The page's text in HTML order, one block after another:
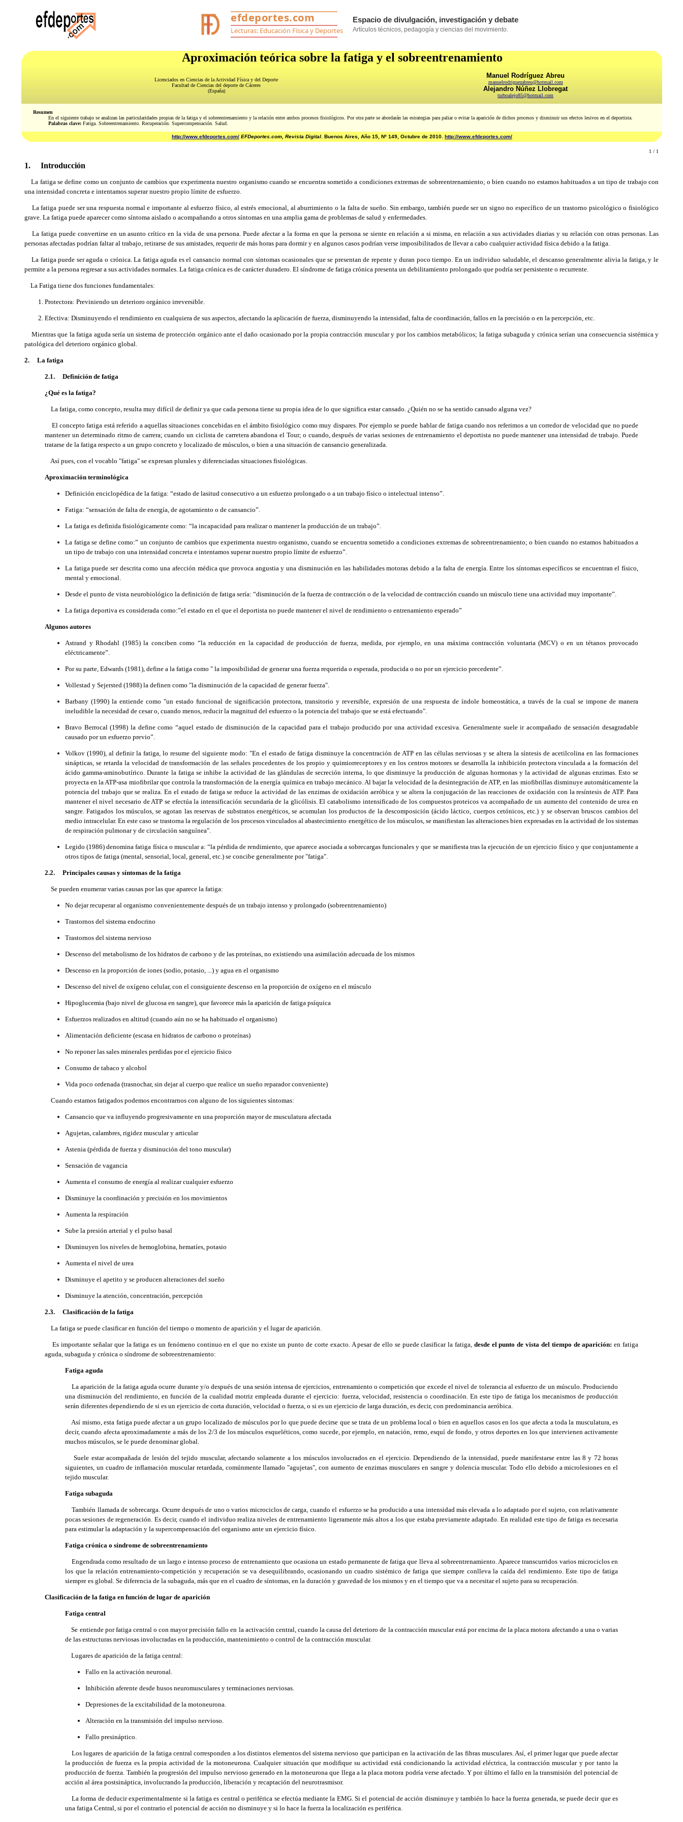
Aproximación teórica sobre la fatiga y el sobreentrenamiento
Licenciados en Ciencias de la Actividad Física y del Deporte
Facultad de Ciencias del deporte de Cáceres
(España)
Manuel Rodríguez Abreu
manuelrodriguezabreu@hotmail.com
Alejandro Núñez Llobregat
turboalejo85@hotmail.com
Resumen
En el siguiente trabajo se analizan las particularidades propias de la fatiga y el sobreentrenamiento y la relación entre ambos procesos fisiológicos. Por otra parte se abordarán las estrategias para paliar o evitar la aparición de dichos procesos y disminuir sus efectos lesivos en el deportista.
Palabras clave:Fatiga. Sobreentrenamiento. Recuperación. Supercompensación. Salud.
http://www.efdeportes.com/ EFDeportes.com, Revista Digital . Buenos Aires, Año 15, Nº 149, Octubre de 2010. http://www.efdeportes.com/
1 / 1
1. Introducción
La fatiga se define como un conjunto de cambios que experimenta nuestro organismo cuando se encuentra sometido a condiciones extremas de sobreentrenamiento; o bien cuando no estamos habituados a un tipo de trabajo con
una intensidad concreta e intentamos superar nuestro propio límite de esfuerzo.
La fatiga puede ser una respuesta normal e importante al esfuerzo físico, al estrés emocional, al aburrimiento o la falta de sueño. Sin embargo, también puede ser un signo no específico de un trastorno psicológico o fisiológico
grave. La fatiga puede aparecer como síntoma aislado o acompañando a otros síntomas en una amplia gama de problemas de salud y enfermedades.
La fatiga puede convertirse en un asunto crítico en la vida de una persona. Puede afectar a la forma en que la persona se siente en relación a si misma, en relación a sus actividades diarias y su relación con otras personas. Las
personas afectadas podrían faltar al trabajo, retirarse de sus amistades, requerir de más horas para dormir y en algunos casos podrían verse imposibilitados de llevar a cabo cualquier actividad física debido a la fatiga.
La fatiga puede ser aguda o crónica. La fatiga aguda es el cansancio normal con síntomas ocasionales que se presentan de repente y duran poco tiempo. En un individuo saludable, el descanso generalmente alivia la fatiga, y le
permite a la persona regresar a sus actividades normales. La fatiga crónica es de carácter duradero. El síndrome de fatiga crónica presenta un debilitamiento prolongado que podría ser persistente o recurrente.
La Fatiga tiene dos funciones fundamentales:
Protectora: Previniendo un deterioro orgánico irreversible.
Efectiva: Disminuyendo el rendimiento en cualquiera de sus aspectos, afectando la aplicación de fuerza, disminuyendo la intensidad, falta de coordinación, fallos en la precisión o en la percepción, etc.
Mientras que la fatiga aguda sería un sistema de protección orgánico ante el daño ocasionado por la propia contracción muscular y por los cambios metabólicos; la fatiga subaguda y crónica serían una consecuencia sistémica y
patológica del deterioro orgánico global.
2. La fatiga
2.1. Definición de fatiga
¿Qué es la fatiga?
La fatiga, como concepto, resulta muy difícil de definir ya que cada persona tiene su propia idea de lo que significa estar cansado. ¿Quién no se ha sentido cansado alguna vez?
El concepto fatiga está referido a aquellas situaciones concebidas en el ámbito fisiológico como muy dispares. Por ejemplo se puede hablar de fatiga cuando nos referimos a un corredor de velocidad que no puede
mantener un determinado ritmo de carrera; cuando un ciclista de carretera abandona el Tour; o cuando, después de varias sesiones de entrenamiento el deportista no puede mantener una intensidad de trabajo. Puede
tratarse de la fatiga respecto a un grupo concreto y localizado de músculos, o bien a una situación de cansancio generalizada.
Así pues, con el vocablo "fatiga" se expresan plurales y diferenciadas situaciones fisiológicas.
Aproximación terminológica
Definición enciclopédica de la fatiga: “estado de lasitud consecutivo a un esfuerzo prolongado o a un trabajo físico o intelectual intenso”.
Fatiga: “sensación de falta de energía, de agotamiento o de cansancio”.
La fatiga es definida fisiológicamente como: “la incapacidad para realizar o mantener la producción de un trabajo”.
La fatiga se define como:” un conjunto de cambios que experimenta nuestro organismo, cuando se encuentra sometido a condiciones extremas de sobreentrenamiento; o bien cuando no estamos habituados a
un tipo de trabajo con una intensidad concreta e intentamos superar nuestro propio límite de esfuerzo”.
La fatiga puede ser descrita como una afección médica que provoca angustia y una disminución en las habilidades motoras debido a la falta de energía. Entre los síntomas específicos se encuentran el físico,
mental y emocional.
Desde el punto de vista neurobiológico la definición de fatiga sería: “disminución de la fuerza de contracción o de la velocidad de contracción cuando un músculo tiene una actividad muy importante”.
La fatiga deportiva es considerada como:”el estado en el que el deportista no puede mantener el nivel de rendimiento o entrenamiento esperado”
Algunos autores
Astrand y Rhodahl (1985) la conciben como “la reducción en la capacidad de producción de fuerza, medida, por ejemplo, en una máxima contracción voluntaria (MCV) o en un tétanos provocado
eléctricamente”.
Por su parte, Edwards (1981), define a la fatiga como " la imposibilidad de generar una fuerza requerida o esperada, producida o no por un ejercicio precedente”.
Vollestad y Sejersted (1988) la definen como "la disminución de la capacidad de generar fuerza".
Barbany (1990) la entiende como "un estado funcional de significación protectora, transitorio y reversible, expresión de una respuesta de índole homeostática, a través de la cual se impone de manera
ineludible la necesidad de cesar o, cuando menos, reducir la magnitud del esfuerzo o la potencia del trabajo que se está efectuando".
Bravo Berrocal (1998) la define como “aquel estado de disminución de la capacidad para el trabajo producido por una actividad excesiva. Generalmente suele ir acompañado de sensación desagradable
causado por un esfuerzo previo”.
Volkov (1990), al definir la fatiga, lo resume del siguiente modo: "En el estado de fatiga disminuye la concentración de ATP en las células nerviosas y se altera la síntesis de acetilcolina en las formaciones
sinápticas, se retarda la velocidad de transformación de las señales procedentes de los propio y quimiorreceptores y en los centros motores se desarrolla la inhibición protectora vinculada a la formación del
ácido gamma-aminobutírico. Durante la fatiga se inhibe la actividad de las glándulas de secreción interna, lo que disminuye la producción de algunas hormonas y la actividad de algunas enzimas. Esto se
proyecta en la ATP-asa miofibrilar que controla la transformación de la energía química en trabajo mecánico. Al bajar la velocidad de la desintegración de ATP, en las miofibrillas disminuye automáticamente la
potencia del trabajo que se realiza. En el estado de fatiga se reduce la actividad de las enzimas de oxidación aeróbica y se altera la conjugación de las reacciones de oxidación con la resíntesis de ATP. Para
mantener el nivel necesario de ATP se efectúa la intensificación secundaría de la glicólisis. El catabolismo intensificado de los compuestos proteicos va acompañado de un aumento del contenido de urea en
sangre. Fatigados los músculos, se agotan las reservas de substratos energéticos, se acumulan los productos de la descomposición (ácido láctico, cuerpos cetónicos, etc.) y se observan bruscos cambios del
medio intracelular. En este caso se trastorna la regulación de los procesos vinculados al abastecimiento energético de los músculos, se manifiestan las alteraciones bien expresadas en la actividad de los sistemas
de respiración pulmonar y de circulación sanguínea".
Legido (1986) denomina fatiga física o muscular a: “la pérdida de rendimiento, que aparece asociada a sobrecargas funcionales y que se manifiesta tras la ejecución de un ejercicio físico y que conjuntamente a
otros tipos de fatiga (mental, sensorial, local, general, etc.) se concibe generalmente por "fatiga".
2.2. Principales causas y síntomas de la fatiga
Se pueden enumerar varias causas por las que aparece la fatiga:
No dejar recuperar al organismo convenientemente después de un trabajo intenso y prolongado (sobreentrenamiento)
Trastornos del sistema endocrino
Trastornos del sistema nervioso
Descenso del metabolismo de los hidratos de carbono y de las proteínas, no existiendo una asimilación adecuada de los mismos
Descenso en la proporción de iones (sodio, potasio, ...) y agua en el organismo
Descenso del nivel de oxígeno celular, con el consiguiente descenso en la proporción de oxígeno en el músculo
Hipoglucemia (bajo nivel de glucosa en sangre), que favorece más la aparición de fatiga psíquica
Esfuerzos realizados en altitud (cuando aún no se ha habituado el organismo)
Alimentación deficiente (escasa en hidratos de carbono o proteínas)
No reponer las sales minerales perdidas por el ejercicio físico
Consumo de tabaco y alcohol
Vida poco ordenada (trasnochar, sin dejar al cuerpo que realice un sueño reparador conveniente)
Cuando estamos fatigados podemos encontrarnos con alguno de los siguientes síntomas:
Cansancio que va influyendo progresivamente en una proporción mayor de musculatura afectada
Agujetas, calambres, rigidez muscular y articular
Astenia (pérdida de fuerza y disminución del tono muscular)
Sensación de vagancia
Aumenta el consumo de energía al realizar cualquier esfuerzo
Disminuye la coordinación y precisión en los movimientos
Aumenta la respiración
Sube la presión arterial y el pulso basal
Disminuyen los niveles de hemoglobina, hematíes, potasio
Aumenta el nivel de urea
Disminuye el apetito y se producen alteraciones del sueño
Disminuye la atención, concentración, percepción
2.3. Clasificación de la fatiga
La fatiga se puede clasificar en función del tiempo o momento de aparición y el lugar de aparición.
Es importante señalar que la fatiga es un fenómeno continuo en el que no existe un punto de corte exacto. A pesar de ello se puede clasificar la fatiga, desde el punto de vista del tiempo de aparición: en fatiga
aguda, subaguda y crónica o síndrome de sobreentrenamiento:
Fatiga aguda
La aparición de la fatiga aguda ocurre durante y/o después de una sesión intensa de ejercicios, entrenamiento o competición que excede el nivel de tolerancia al esfuerzo de un músculo. Produciendo
una disminución del rendimiento, en función de la cualidad motriz empleada durante el ejercicio: fuerza, velocidad, resistencia o coordinación. En este tipo de fatiga los mecanismos de producción
serán diferentes dependiendo de si es un ejercicio de corta duración, velocidad o fuerza, o si es un ejercicio de larga duración, es decir, con predominancia aeróbica.
Así mismo, esta fatiga puede afectar a un grupo localizado de músculos por lo que puede decirse que se trata de un problema local o bien en aquellos casos en los que afecta a toda la musculatura, es
decir, cuando afecta aproximadamente a más de los 2/3 de los músculos esqueléticos, como sucede, por ejemplo, en natación, remo, esquí de fondo, y otros deportes en los que intervienen activamente
muchos músculos, se le puede denominar global.
Suele estar acompañada de lesión del tejido muscular, afectando solamente a los músculos involucrados en el ejercicio. Dependiendo de la intensidad, puede manifestarse entre las 8 y 72 horas
siguientes, un cuadro de inflamación muscular retardada, comúnmente llamado "agujetas", con aumento de enzimas musculares en sangre y dolencia muscular. Todo ello debido a microlesiones en el
tejido muscular.
Fatiga subaguda
También llamada de sobrecarga. Ocurre después de uno o varios microciclos de carga, cuando el esfuerzo se ha producido a una intensidad más elevada a lo adaptado por el sujeto, con relativamente
pocas sesiones de regeneración. Es decir, cuando el individuo realiza niveles de entrenamiento ligeramente más altos a los que estaba previamente adaptado. En realidad este tipo de fatiga es necesaria
para estimular la adaptación y la supercompensación del organismo ante un ejercicio físico.
Fatiga crónica o síndrome de sobreentrenamiento
Engendrada como resultado de un largo e intenso proceso de entrenamiento que ocasiona un estado permanente de fatiga que lleva al sobreentrenamiento. Aparece transcurridos varios microciclos en
los que la relación entrenamiento-competición y recuperación se va desequilibrando, ocasionando un cuadro sistémico de fatiga que siempre conlleva la caída del rendimiento. Este tipo de fatiga
siempre es global. Se diferencia de la subaguda, más que en el cuadro de síntomas, en la duración y gravedad de los mismos y en el tiempo que va a necesitar el sujeto para su recuperación.
Clasificación de la fatiga en función de lugar de aparición
Fatiga central
Se entiende por fatiga central o con mayor precisión fallo en la activación central, cuando la causa del deterioro de la contracción muscular está por encima de la placa motora afectando a una o varias
de las estructuras nerviosas involucradas en la producción, mantenimiento o control de la contracción muscular.
Lugares de aparición de la fatiga central:
Fallo en la activación neuronal.
Inhibición aferente desde husos neuromusculares y terminaciones nerviosas.
Depresiones de la excitabilidad de la motoneurona.
Alteración en la transmisión del impulso nervioso.
Fallo presináptico.
Los lugares de aparición de la fatiga central corresponden a los distintos elementos del sistema nervioso que participan en la activación de las fibras musculares. Así, el primer lugar que puede afectar
la producción de fuerza es la propia actividad de la motoneurona. Cualquier situación que modifique su actividad está condicionando la actividad eléctrica, la contracción muscular y por tanto la
producción de fuerza. También la progresión del impulso nervioso generado en la motoneurona que llega a la placa motora podría verse afectado. Y por último el fallo en la transmisión del potencial de
acción al área postsináptica, involucrando la producción, liberación y recaptación del neurotrasmisor.
La forma de deducir experimentalmente si la fatiga es central o periférica se efectúa mediante la EMG. Si el potencial de acción disminuye y también lo hace la fuerza generada, se puede decir que es
una fatiga Central, si por el contrario el potencial de acción no disminuye y si lo hace la fuerza la localización es periférica.